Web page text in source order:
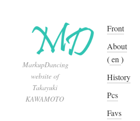
MarkupDancing
website of
Takayuki
KAWAMOTO
Front
About
(en)
History
Pcs
Favs